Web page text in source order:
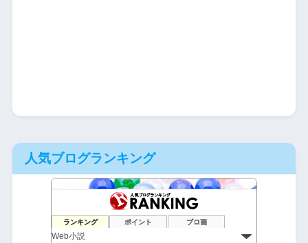
人気ブログランキング
ランキング ポイント ブロ画